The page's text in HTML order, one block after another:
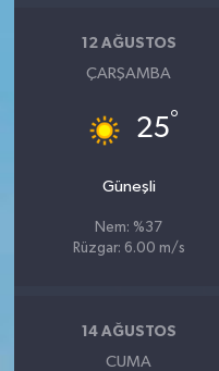
12 AĞUSTOS
ÇARŞAMBA
25°
Güneşli
Nem: %37
Rüzgar: 6.00 m/s
14 AĞUSTOS
CUMA